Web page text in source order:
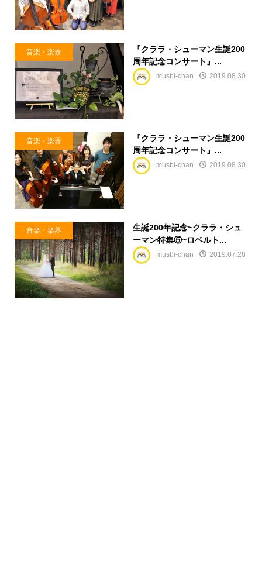
音楽・楽器
『クララ・シューマン生誕200
周年記念コンサート』...
musbi-chan 2019.08.30
音楽・楽器
『クララ・シューマン生誕200
周年記念コンサート』...
musbi-chan 2019.08.30
音楽・楽器
生誕200年記念~クララ・シュ
ーマン特集⑤~ロベルト...
musbi-chan 2019.07.28